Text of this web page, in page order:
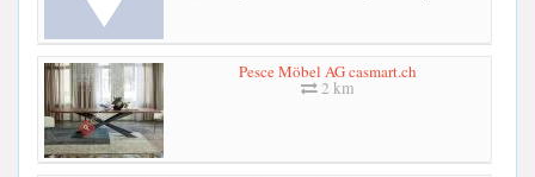
Pesce Möbel AG casmart.ch
2 km